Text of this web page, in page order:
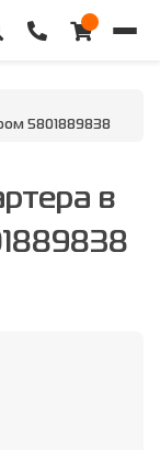
5801889838
в